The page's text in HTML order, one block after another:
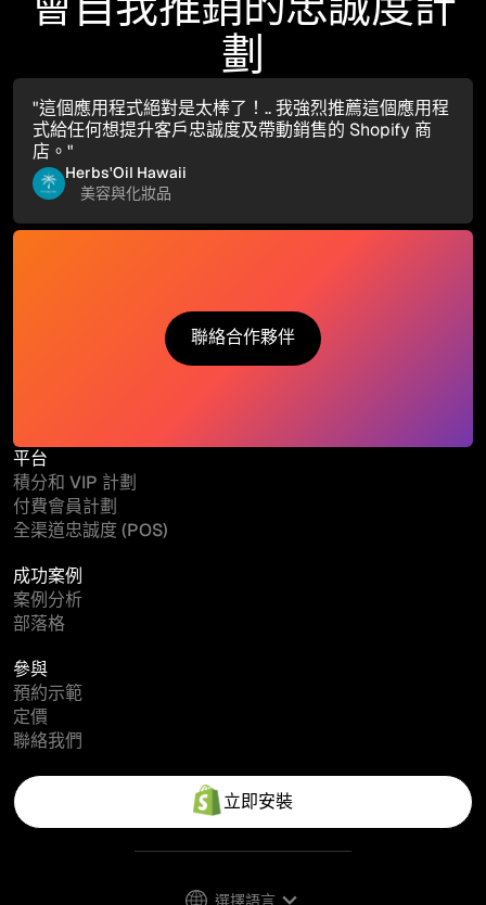
劃
"這個應用程式絕對是太棒了！.. 我強烈推薦這個應用程
式給任何想提升客戶忠誠度及帶動銷售的 Shopify 商
店。"
Herbs'Oil Hawaii
美容與化妝品
聯絡合作夥伴
聯絡合作夥伴
平台
積分和 VIP 計劃
付費會員計劃
全渠道忠誠度 (POS)
成功案例
案例分析
部落格
參與
預約示範
定價
聯絡我們
立即安裝
選擇語言